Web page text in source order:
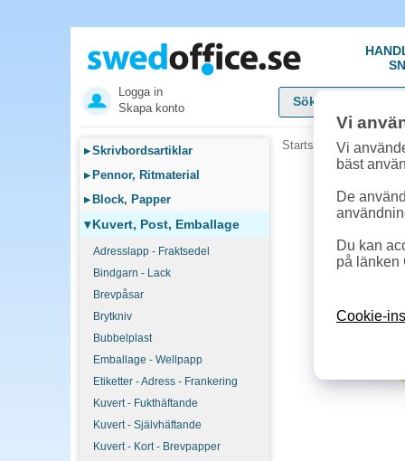
Logga in
Skapa konto
▸Skrivbordsartiklar
▸ Pennor, Ritmaterial
▸ Block, Papper
▾Kuvert, Post, Emballage
Adresslapp - Fraktsedel
Bindgarn - Lack
Brevpåsar
Brytkniv
Bubbelplast
Emballage - Wellpapp
Etiketter - Adress - Frankering
Kuvert - Fukthäftande
Kuvert - Självhäftande
Kuvert - Kort - Brevpapper
Startsida »Kuvert,
Vi
Vi
bäst
De
Du kan
på länken
Cookie-